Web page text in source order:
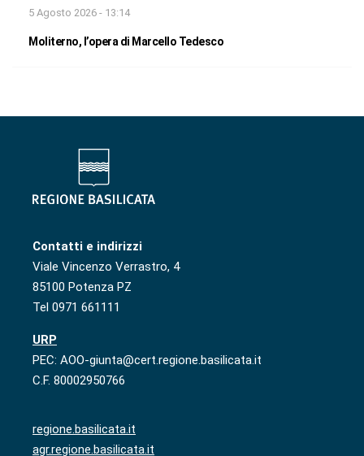
5 Agosto 2026 - 13:14
Moliterno, l’opera di Marcello Tedesco
Contatti e indirizzi
Viale Vincenzo Verrastro, 4
85100 Potenza PZ
Tel 0971 661111
URP
PEC: AOO-giunta@cert.regione.basilicata.it
C.F. 80002950766
regione.basilicata.it
agr.regione.basilicata.it